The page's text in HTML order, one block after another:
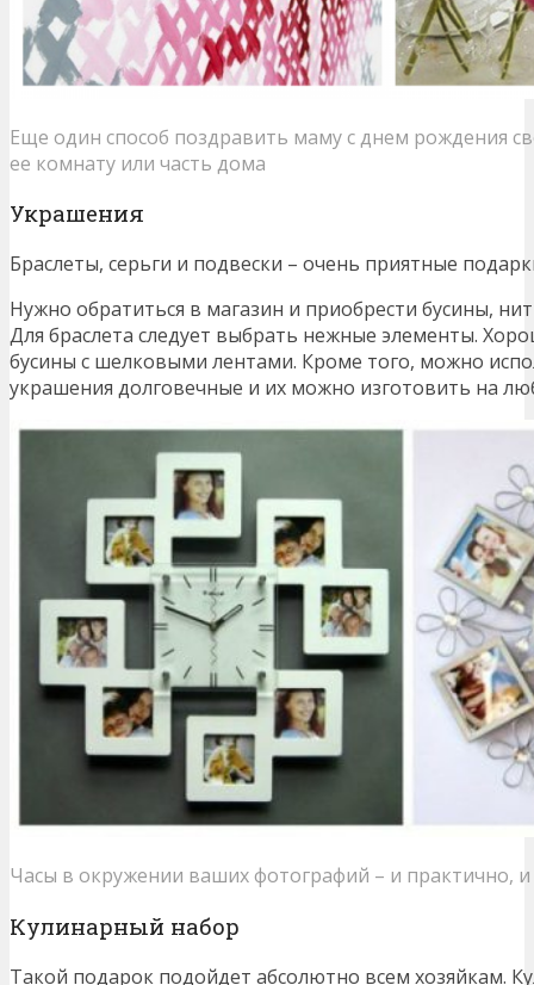
Еще один способ поздравить маму с днем рождения
ее комнату или часть дома
Украшения
Браслеты, серьги и подвески – очень приятные
Нужно обратиться в магазин и приобрести бусины,
Для браслета следует выбрать нежные элементы.
бусины с шелковыми лентами. Кроме того, можно
украшения долговечные и их можно изготовить на
Часы в окружении ваших фотографий – и практично,
Кулинарный набор
Такой подарок подойдет абсолютно всем хозяйкам.